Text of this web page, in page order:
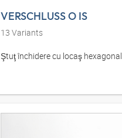
VERSCHLUSS O IS
13 Variants
Ştuţ închidere cu locaş hexagonal